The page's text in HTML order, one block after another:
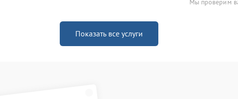
Мы проверим
Показать все услуги